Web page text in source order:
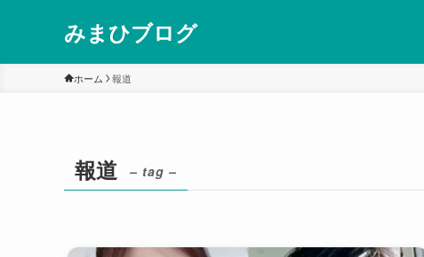
みまひブログ
ホーム 報道
報道 – tag –